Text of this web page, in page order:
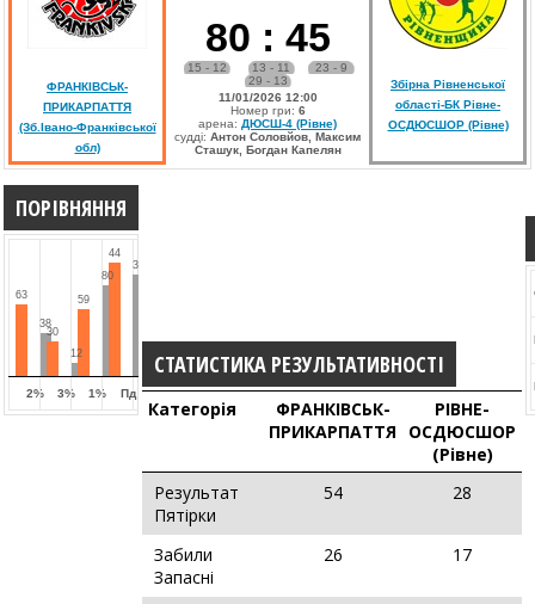
ФРАНКІВСЬК-
ПРИКАРПАТТЯ
(Зб.Івано-Франківської
обл)
80 : 45
15 - 12 13 - 11
23 - 9
29 - 13
11/01/2026 12:00
Номер гри: 6
арена: ДЮСШ-4 (Рівне)
судді: Антон Соловйов, Максим
Сташук, Богдан Капелян
Збірна Рівненської
області-БК Рівне-
ОСДЮСШОР (Рівне)
ПОРІВНЯННЯ
63
38
2%
30
12
3%
59
80
1%
44
39
Пд
СТАТИСТИКА РЕЗУЛЬТАТИВНОСТІ
Категорія
ФРАНКІВСЬК-
ПРИКАРПАТТЯ
РІВНЕ-
ОСДЮСШОР
(Рівне)
Результат
Пятірки
54 28
Забили
Запасні
26 17